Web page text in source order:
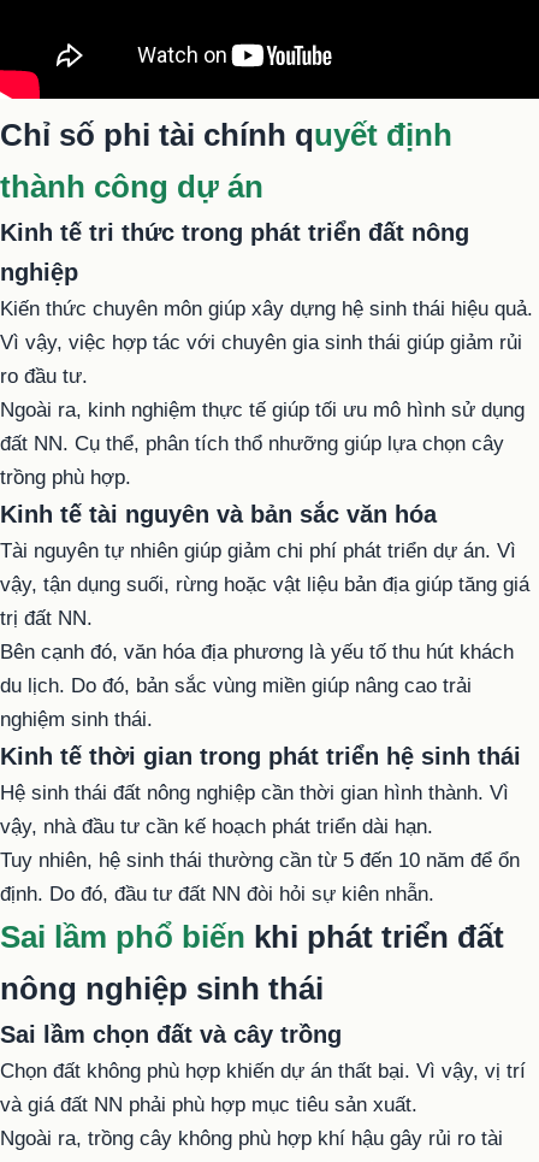
Chỉ số phi tài chính quyết định
thành công dự án
Kinh tế tri thức trong phát triển đất nông
nghiệp
Kiến thức chuyên môn giúp xây dựng hệ sinh thái hiệu quả.
Vì vậy, việc hợp tác với chuyên gia sinh thái giúp giảm rủi
ro đầu tư.
Ngoài ra, kinh nghiệm thực tế giúp tối ưu mô hình sử dụng
đất NN. Cụ thể, phân tích thổ nhưỡng giúp lựa chọn cây
trồng phù hợp.
Kinh tế tài nguyên và bản sắc văn hóa
Tài nguyên tự nhiên giúp giảm chi phí phát triển dự án. Vì
vậy, tận dụng suối, rừng hoặc vật liệu bản địa giúp tăng giá
trị đất NN.
Bên cạnh đó, văn hóa địa phương là yếu tố thu hút khách
du lịch. Do đó, bản sắc vùng miền giúp nâng cao trải
nghiệm sinh thái.
Kinh tế thời gian trong phát triển hệ sinh thái
Hệ sinh thái đất nông nghiệp cần thời gian hình thành. Vì
vậy, nhà đầu tư cần kế hoạch phát triển dài hạn.
Tuy nhiên, hệ sinh thái thường cần từ 5 đến 10 năm để ổn
định. Do đó, đầu tư đất NN đòi hỏi sự kiên nhẫn.
Sai lầm phổ biến khi phát triển đất
nông nghiệp sinh thái
Sai lầm chọn đất và cây trồng
Chọn đất không phù hợp khiến dự án thất bại. Vì vậy, vị trí
và giá đất NN phải phù hợp mục tiêu sản xuất.
Ngoài ra, trồng cây không phù hợp khí hậu gây rủi ro tài